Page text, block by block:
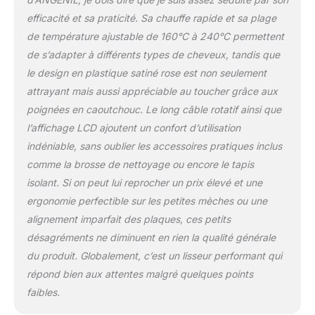
cheveux
Lisseur de
voyage : pour un look
glamour où que vous
d'alimentation rotatif
assure un coiffage sans
nœuds. Double tension
pour une utilisation dans
le monde entier. Arrêt
minutes pour une
utilisation en toute
sécurité. Verrouillage de
sécurité pour un
rangement facile
Plaque céramique 3D
flottante : La plaque
céramique 3D lisse et
boucle vos cheveux
efficacité et sa praticité. Sa chauffe rapide et sa plage
de température ajustable de 160°C à 240°C permettent
de s’adapter à différents types de cheveux, tandis que
le design en plastique satiné rose est non seulement
attrayant mais aussi appréciable au toucher grâce aux
poignées en caoutchouc. Le long câble rotatif ainsi que
l’affichage LCD ajoutent un confort d’utilisation
indéniable, sans oublier les accessoires pratiques inclus
comme la brosse de nettoyage ou encore le tapis
isolant. Si on peut lui reprocher un prix élevé et une
ergonomie perfectible sur les petites mèches ou une
alignement imparfait des plaques, ces petits
désagréments ne diminuent en rien la qualité générale
du produit. Globalement, c’est un lisseur performant qui
répond bien aux attentes malgré quelques points
faibles.